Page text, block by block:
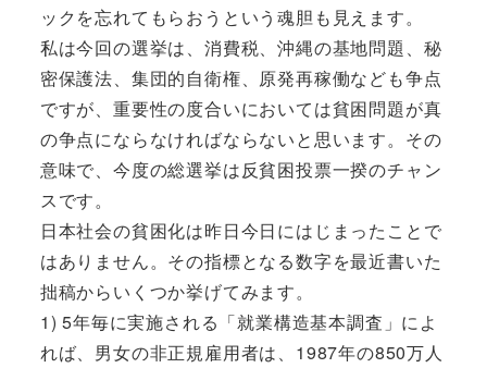
ックを忘れてもらおうという魂胆も見えます。
私は今回の選挙は、消費税、沖縄の基地問題、秘
密保護法、集団的自衛権、原発再稼働なども争点
ですが、重要性の度合いにおいては貧困問題が真
の争点にならなければならないと思います。その
意味で、今度の総選挙は反貧困投票一揆のチャン
スです。
日本社会の貧困化は昨日今日にはじまったことで
はありません。その指標となる数字を最近書いた
拙稿からいくつか挙げてみます。
1) 5年毎に実施される「就業構造基本調査」によ
れば、男女の非正規雇用者は、1987年の850万人